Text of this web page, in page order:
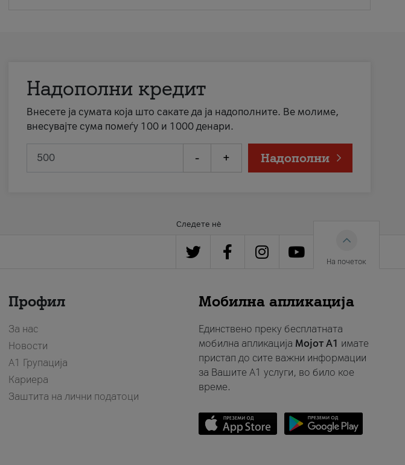
Надополни кредит
Внесете ја сумата која што сакате да ја надополните. Ве молиме,
внесувајте сума помеѓу 100 и 1000 денари.
- + Надополни
Следете нè
На почеток
Профил
За нас
Новости
А1 Групација
Кариера
Заштита на лични податоци
Мобилна апликација
Единствено преку бесплатната
мобилна апликација Мојот A1 имате
пристап до сите важни информации
за Вашите A1 услуги, во било кое
време.